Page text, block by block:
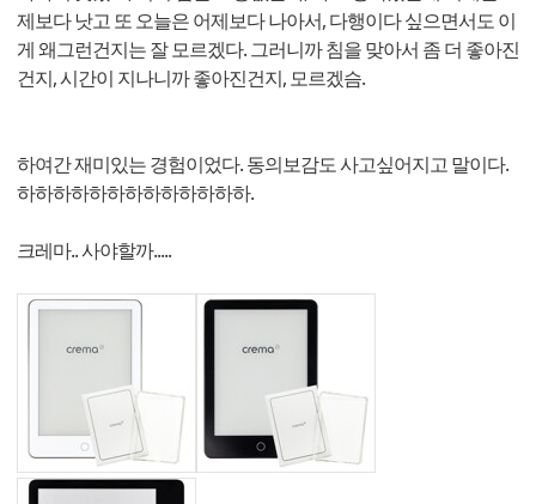
제보다 낫고 또 오늘은 어제보다 나아서, 다행이다 싶으면서도 이
게 왜그런건지는 잘 모르겠다. 그러니까 침을 맞아서 좀 더 좋아진
건지, 시간이 지나니까 좋아진건지, 모르겠슴.
하여간 재미있는 경험이었다. 동의보감도 사고싶어지고 말이다.
하하하하하하하하하하하하하.
크레마.. 사야할까.....